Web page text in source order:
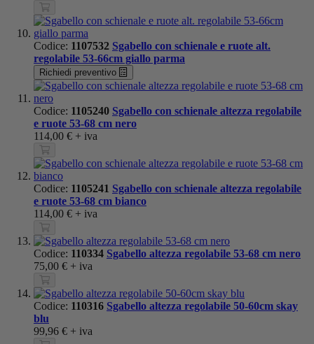
Codice: 1107532 Sgabello con schienale e ruote alt.
regolabile 53-66cm giallo parma
Richiedi preventivo
Codice: 1105240 Sgabello con schienale altezza regolabile
e ruote 53-68 cm nero
114,00 € + iva
Codice: 1105241 Sgabello con schienale altezza regolabile
e ruote 53-68 cm bianco
114,00 € + iva
Codice: 110334 Sgabello altezza regolabile 53-68 cm nero
75,00 € + iva
Codice: 110316 Sgabello altezza regolabile 50-60cm skay
blu
99,96 € + iva